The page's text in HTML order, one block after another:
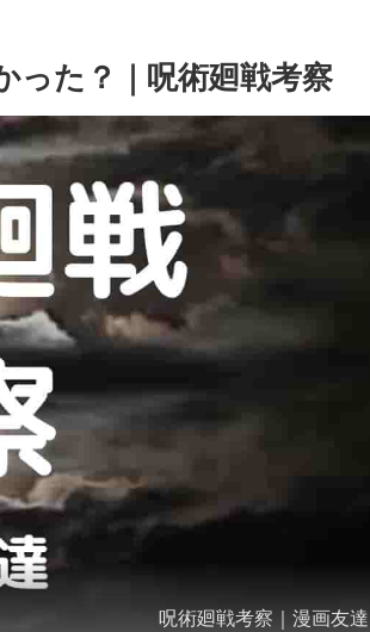
った？｜呪術廻戦考察
呪術廻戦考察｜漫画友達